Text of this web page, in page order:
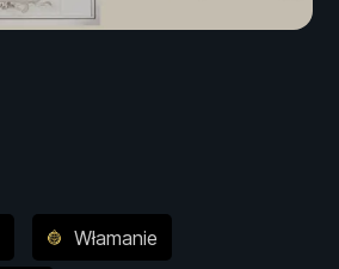
Włamanie